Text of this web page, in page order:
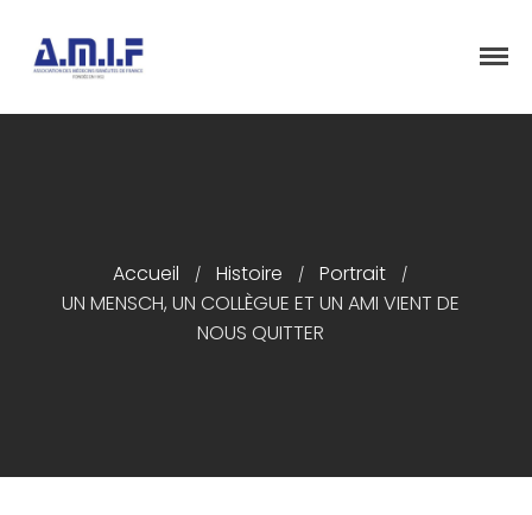
Accueil
Newsletter
Accueil / Histoire / Portrait /
UN MENSCH, UN COLLÈGUE ET UN AMI VIENT DE
NOUS QUITTER